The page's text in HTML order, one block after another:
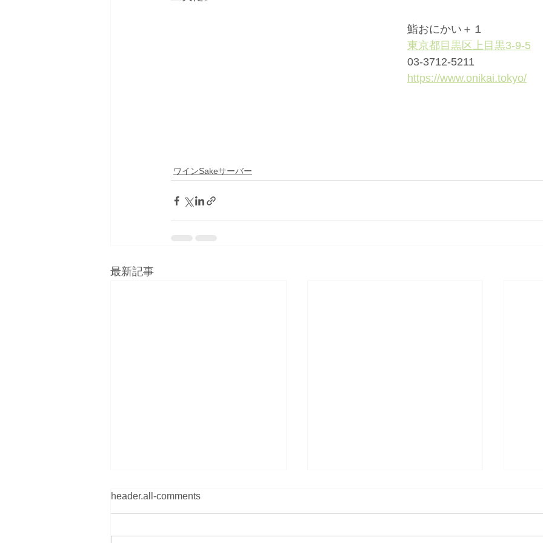
鮨おにかい＋１
東京都目黒区上目黒3-9-5
03-3712-5211
https://www.onikai.tokyo/
ワインSakeサーバー
最新記事
header.all-comments